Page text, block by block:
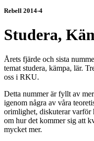
Rebell 2014-4
Studera,
Årets fjärde och sista
temat studera, kämpa, lär.
oss i RKU.
Detta nummer är fyllt av
igenom några av våra
orimlighet, diskuterar varför
om hur det kommer sig att
mycket mer.